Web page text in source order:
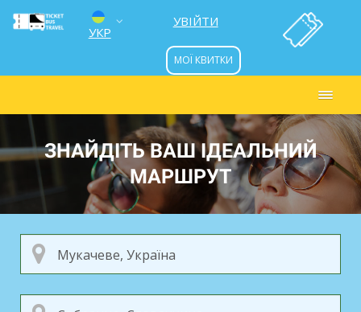
УКР
ENG
РУС
УВІЙТИ
МОЇ КВИТКИ
ЗНАЙДІТЬ ВАШ ІДЕАЛЬНИЙ
МАРШРУТ